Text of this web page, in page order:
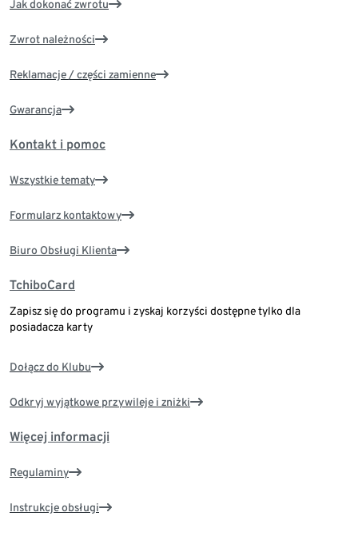
Jak dokonać zwrotu
Zwrot należności
Reklamacje / części zamienne
Gwarancja
Kontakt i pomoc
Wszystkie tematy
Formularz kontaktowy
Biuro Obsługi Klienta
TchiboCard
Zapisz się do programu i zyskaj korzyści dostępne tylko dla
posiadacza karty
Dołącz do Klubu
Odkryj wyjątkowe przywileje i zniżki
Więcej informacji
Regulaminy
Instrukcje obsługi